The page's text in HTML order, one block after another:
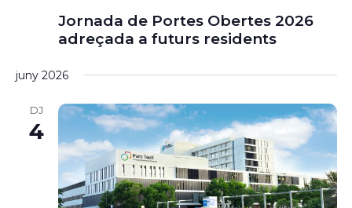
Jornada de Portes Obertes 2026
adreçada a futurs residents
juny 2026
DJ
4